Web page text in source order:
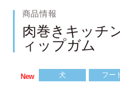
お客様窓口・Q＆A
会社情報
採用情報
商品情報
肉巻きキッチ
ィップガム
New 犬 フー